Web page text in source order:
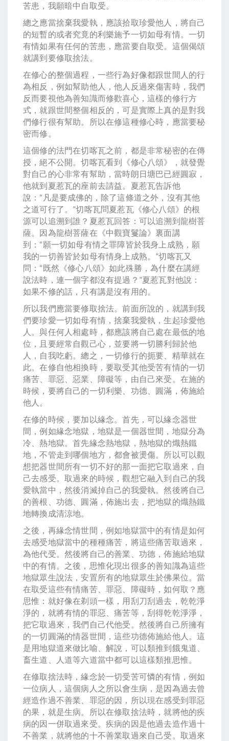
苦患，我願暗中自取受。
總之應當捨棄我愛執，應該拾取珍愛他人，將自己
的短暫的或者究竟的利樂施予一切如母有情。一切
有情如果有任何的苦患，應當要自取受。這個偈頌
就講到要修取捨法。
在修心的整個過程，一些行為好像都跟世間人的行
為相反，例如幫助他人，他人反過來傷害時，我們
反而要視他為善知識而修歡喜心，這樣的修行方
式，就跟世間整個相反的，可是實際上真的是對我
們修行很有幫助。所以在修這種修心時，應當要秘
密而修。
這個修的法門在切喀瓦之前，都是非常秘密的在傳
授，絕不公開。切喀瓦看到《修心八頌》，就發覺
對自己的心非常有幫助，當時朗日塘巴已經圓寂，
他就到夏惹瓦的座前去請益。夏惹瓦告訴他
說：“凡是要成佛的，除了這條道之外，沒有其他
之道可行了。”切喀瓦問夏惹瓦《修心八頌》的根
源可以追溯到誰？夏惹瓦回答：可以追溯到龍樹菩
薩。因為龍樹菩薩在《中觀寶鬘論》裏面講
到：“願一切如母有情之罪障皆於我身上成熟，願
我的一切善皆於如母有情身上成熟。”切喀瓦又
問：“既然《修心八頌》如此殊勝，為什麼在講經
說法時，連一個字都沒有提過？”夏惹瓦對他說：
如果不修的話，只有講是沒有用的。
所以我們應當要修取捨法。前面所說的，就講到我
們要珍愛一切如母有情，捨棄我愛執，生起珍愛他
人。與任何人相處時，都應該將自己處在最低的地
位，且要經常自觀己心，並要將一切勝利歸於他
人，自我吃虧。總之，一切修行的扼要、精華就在
此。在修自他相換時，要取受其他受苦有情的一切
痛苦、罪惡、惡業、障礙等，由自己來受。在施的
時候，要將自己的一切利樂、功德、圓滿，佈施給
他人。
在修的時候，要加以緣念。首先，可以緣念器世
間，例如緣念地獄，地獄是一個器世間，地獄分為
冷、熱地獄。首先緣念熱地獄，熱地獄的熾熱鐵
地，不管走到哪個地方，都會被燙傷。所以可以觀
想把器世間所有一切不好的那一面把它取過來，自
己去感受。取過來的時候，觀想它融入到自己的我
愛執當中，然後消滅掉自己的我愛執。然後將自己
的善根、功德、圓滿，佈施出去，把地獄的熾熱鐵
地轉換成清涼地。
之後，再緣念情世間，例如地獄當中的有情是如何
去感受地獄當中的種種痛苦，將這些痛苦取過來，
為他代受。然後將自己的善業、功德，佈施給地獄
中的有情。之後，思惟化現出很多的善知識為這些
地獄眾生說法，安置所有的地獄眾生於佛果位。當
在取受這些有情痛苦、罪惡、障礙時，如何取？應
思惟：就好像在剃頭一樣，用刮刀刮過去，乾乾淨
淨的，就將有情的罪惡、痛苦等，刮得乾乾淨淨，
把它取過來，我們自己代他受。然後將自己所擁有
的一切圓滿的情器世間，這些功德佈施給他人。這
是用地獄道來做比喻、解說，可以類推到餓鬼道、
畜生道、人道等六道當中都可以這樣類推思惟。
在修取捨法時，緣念於一切受苦可憐的有情，例如
一位病人，這個病人之所以會生病，是因為過去曾
經造作過不善業、罪惡的因，所以現在感受到罪惡
的果，就是生病。所以在修取捨法時，就將他的疾
病的因一併取過來受。疾病的因是他過去造作過十
不善業，就將他的十不善業取過來自己受。取過來